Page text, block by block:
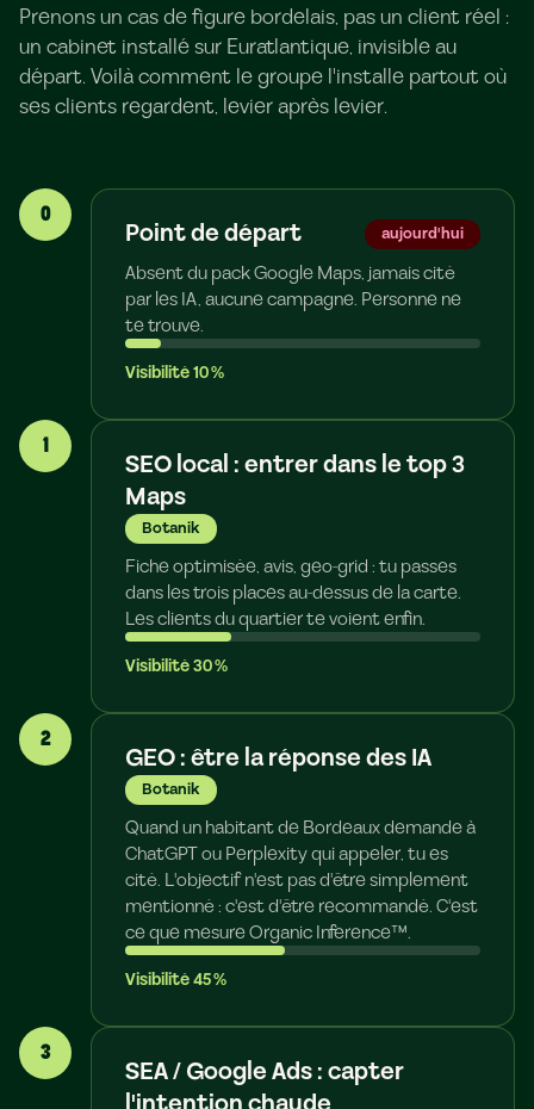
Prenons un cas de figure bordelais, pas un client réel :
un cabinet installé sur Euratlantique, invisible au
départ. Voilà comment le groupe l'installe partout où
ses clients regardent, levier après levier.
0
Point de départ aujourd'hui
Absent du pack Google Maps, jamais cité
par les IA, aucune campagne. Personne ne
te trouve.
Visibilité10%
1
SEO local : entrer dans le top 3
Maps
Botanik
Fiche optimisée, avis, geo-grid : tu passes
dans les trois places au-dessus de la carte.
Les clients du quartier te voient enfin.
Visibilité30%
2
GEO : être la réponse des IA
Botanik
Quand un habitant de Bordeaux demande à
ChatGPT ou Perplexity qui appeler, tu es
cité. L'objectif n'est pas d'être simplement
mentionné : c'est d'être recommandé. C'est
ce que mesure Organic Inference™.
Visibilité45%
3
SEA / Google Ads : capter